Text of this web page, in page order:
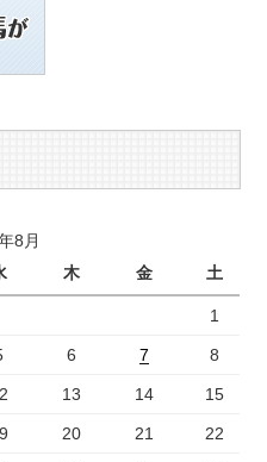
8月
木 金 土
1
6 7 8
13 14 15
20 21 22